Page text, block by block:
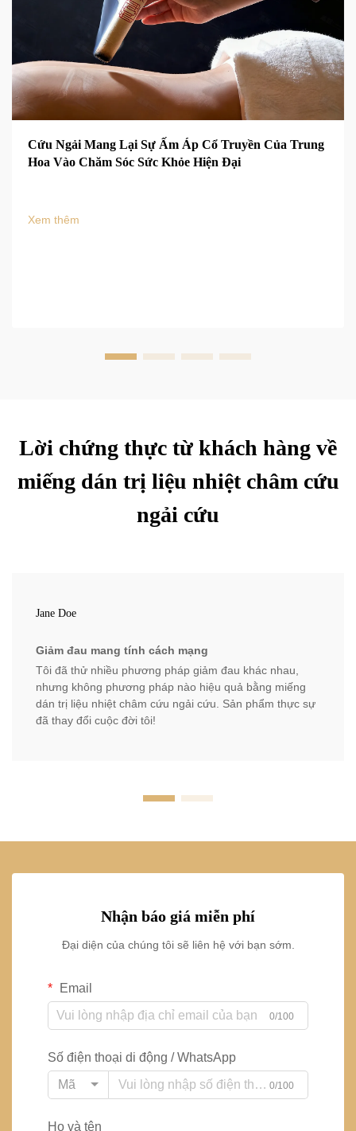
Cứu Ngải Mang Lại Sự Ấm Áp Cổ Truyền Của Trung
Hoa Vào Chăm Sóc Sức Khỏe Hiện Đại
Xem thêm
Lời chứng thực từ khách hàng về
miếng dán trị liệu nhiệt châm cứu
ngải cứu
Jane Doe
Giảm đau mang tính cách mạng
Tôi đã thử nhiều phương pháp giảm đau khác nhau,
nhưng không phương pháp nào hiệu quả bằng miếng
dán trị liệu nhiệt châm cứu ngải cứu. Sản phẩm thực sự
đã thay đổi cuộc đời tôi!
Nhận báo giá miễn phí
Đại diện của chúng tôi sẽ liên hệ với bạn sớm.
Email
0/100
Số điện thoại di động / WhatsApp
Mã
0/100
Họ và tên